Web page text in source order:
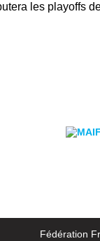
les playoffs
Fédération